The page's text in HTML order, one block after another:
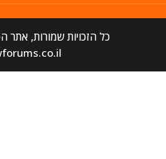
כל הזכויות שמורות, אתר